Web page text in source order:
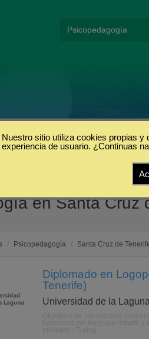
en Santa Cruz
/ Psicopedagogía / Santa Cruz de
Diplomado en
Tenerife)
Universidad de la Laguna
Nuestro sitio utiliza cookies propias
experiencia de usuario. ¿Continuas